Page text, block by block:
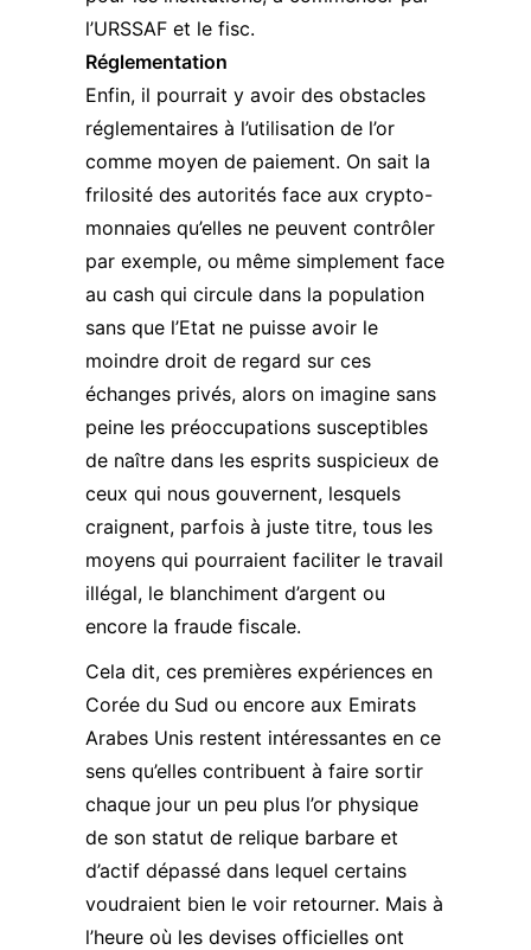
l’URSSAF et le fisc.
Réglementation
Enfin, il pourrait y avoir des obstacles
réglementaires à l’utilisation de l’or
comme moyen de paiement. On sait la
frilosité des autorités face aux crypto-
monnaies qu’elles ne peuvent contrôler
par exemple, ou même simplement face
au cash qui circule dans la population
sans que l’Etat ne puisse avoir le
moindre droit de regard sur ces
échanges privés, alors on imagine sans
peine les préoccupations susceptibles
de naître dans les esprits suspicieux de
ceux qui nous gouvernent, lesquels
craignent, parfois à juste titre, tous les
moyens qui pourraient faciliter le travail
illégal, le blanchiment d’argent ou
encore la fraude fiscale.
Cela dit, ces premières expériences en
Corée du Sud ou encore aux Emirats
Arabes Unis restent intéressantes en ce
sens qu’elles contribuent à faire sortir
chaque jour un peu plus l’or physique
de son statut de relique barbare et
d’actif dépassé dans lequel certains
voudraient bien le voir retourner. Mais à
l’heure où les devises officielles ont